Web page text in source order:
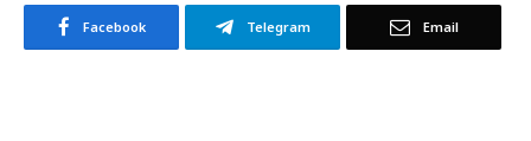
Facebook Telegram Email